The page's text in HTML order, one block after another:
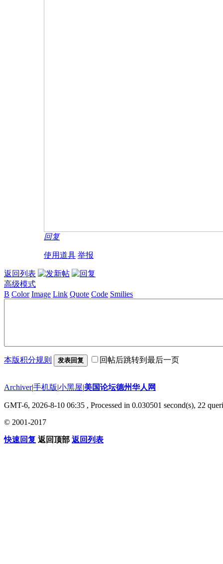
回复
使用道具 举报
返回列表
高级模式
B Color Image Link Quote Code Smilies
本版积分规则 发表回复 回帖后跳转到最后一页
Archiver|手机版|小黑屋|美国论坛德州华人网
GMT-6, 2026-8-10 06:35 , Processed in 0.030501 second(s), 22
© 2001-2017
快速回复 返回顶部 返回列表